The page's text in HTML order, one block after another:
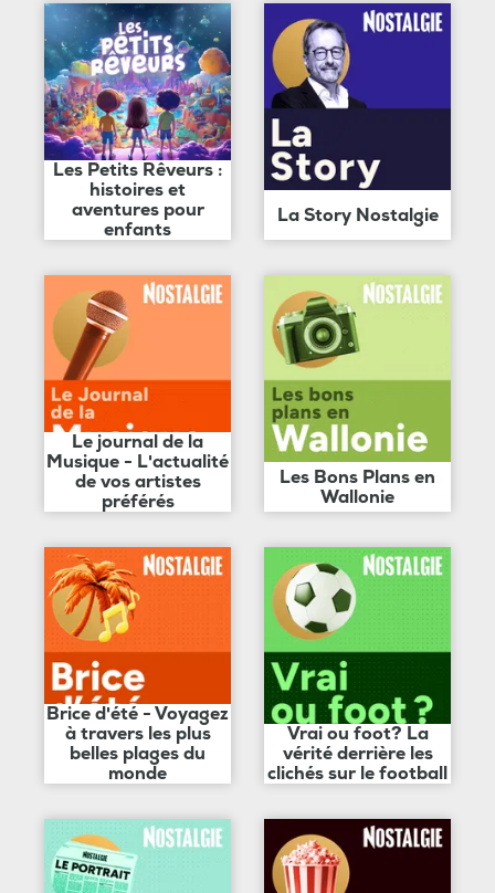
Les Petits Rêveurs :
histoires et
aventures pour
enfants
La Story Nostalgie
Le journal de la
Musique - L'actualité
de vos artistes
préférés
Les Bons Plans en
Wallonie
Brice d'été - Voyagez
à travers les plus
belles plages du
monde
Vrai ou foot? La
vérité derrière les
clichés sur le football